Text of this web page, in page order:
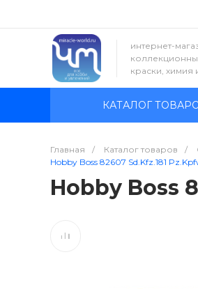
интернет-
краски, химия
КАТАЛОГ
Главная / Каталог товаров /
Hobby Boss 82607 Sd.Kfz.181
Hobby Boss